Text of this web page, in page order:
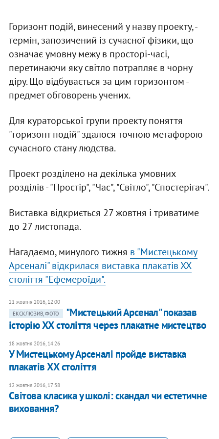
Горизонт подій, винесений у назву проекту, -
термін, запозичений із сучасної фізики, що
означає умовну межу в просторі-часі,
перетинаючи яку світло потрапляє в чорну
діру. Що відбувається за цим горизонтом -
предмет обговорень учених.
Для кураторської групи проекту поняття
"горизонт подій" здалося точною метафорою
сучасного стану людства.
Проект розділено на декілька умовних
розділів - "Простір", "Час", "Світло", "Спостерігач".
Виставка відкриється 27 жовтня і триватиме
до 27 листопада.
Нагадаємо, минулого тижня в "Мистецькому
Арсеналі" відкрилася виставка плакатів ХХ
століття "Ефемероїди".
21 жовтня 2016, 12:00
ЕКСКЛЮЗИВ, ФОТО
"Мистецький Арсенал" показав
історію ХХ століття через плакатне мистецтво
18 жовтня 2016, 14:26
У Мистецькому Арсеналі пройде виставка
плакатів ХХ століття
12 жовтня 2016, 17:38
Світова класика у школі: скандал чи естетичне
виховання?